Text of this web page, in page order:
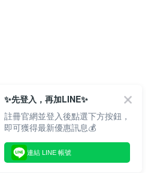
文章
✨先登入，再加LINE✨
註冊官網並登入後點選下方按鈕，
即可獲得最新優惠訊息💰
連結 LINE 帳號